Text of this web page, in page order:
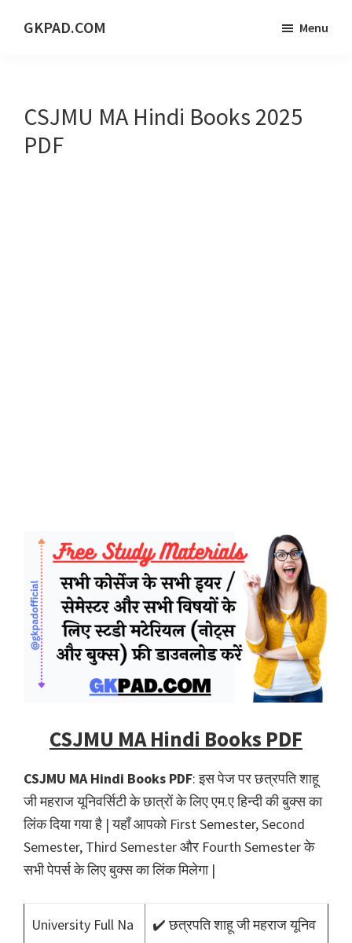
GKPAD.COM
PORTAL
Menu
CSJMU MA Hindi Books 2025
PDF
CSJMU MA Hindi Books PDF
CSJMU MA Hindi Books PDF: इस पेज पर छत्रपति शाहू
जी महराज यूनिवर्सिटी के छात्रों के लिए एम.ए हिन्दी की बुक्स का
लिंक दिया गया है | यहाँ आपको First Semester, Second
Semester, Third Semester और Fourth Semester के
सभी पेपर्स के लिए बुक्स का लिंक मिलेगा |
University Full Na
✔️ छत्रपति शाहू जी महराज यूनिव